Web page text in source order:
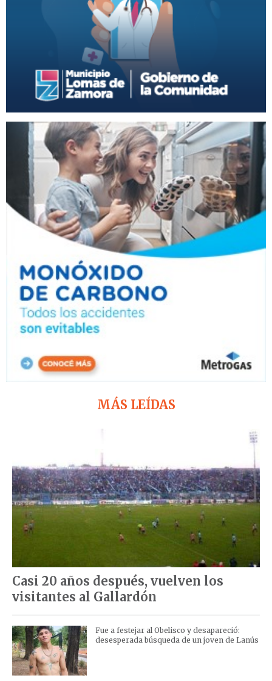
MÁS LEÍDAS
Casi 20 años después, vuelven los
visitantes al Gallardón
Fue a festejar al Obelisco y desapareció:
desesperada búsqueda de un joven de Lanús